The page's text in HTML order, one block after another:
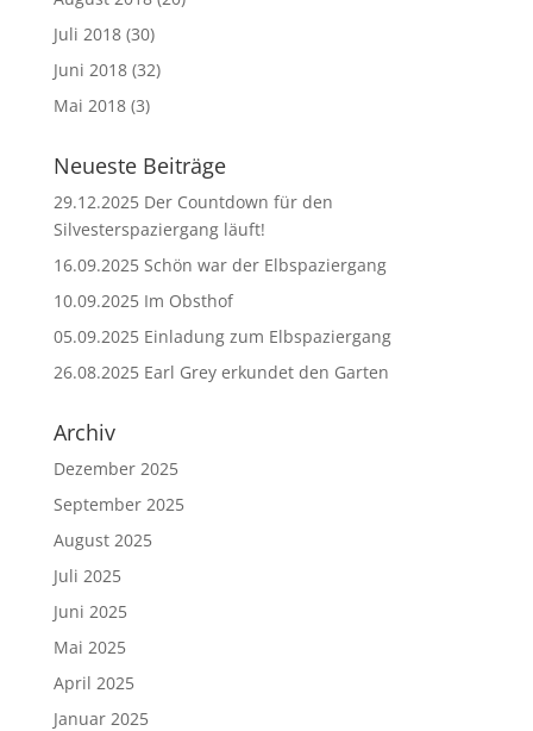
Juli 2018(30)
Juni 2018(32)
Mai 2018(3)
Neueste Beiträge
29.12.2025 Der Countdown für den
Silvesterspaziergang läuft!
16.09.2025 Schön war der Elbspaziergang
10.09.2025 Im Obsthof
05.09.2025 Einladung zum Elbspaziergang
26.08.2025 Earl Grey erkundet den Garten
Archiv
Dezember 2025
September 2025
August 2025
Juli 2025
Juni 2025
Mai 2025
April 2025
Januar 2025